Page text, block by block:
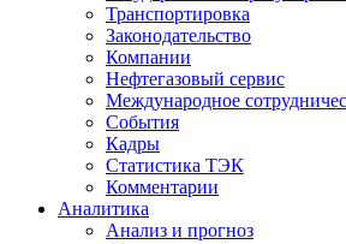
Транспортировка
Законодательство
Компании
Нефтегазовый сервис
Международное
События
Кадры
Статистика ТЭК
Комментарии
Аналитика
Анализ и прогноз